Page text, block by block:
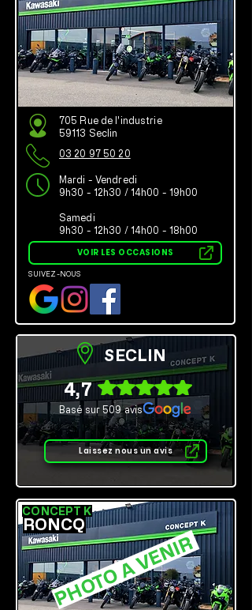
VOIR LES OCCASIONS
SUIVEZ-NOUS
705 Rue de l'industrie
59113 Seclin
03 20 97 50 20
Mardi - Vendredi
9h30 - 12h30 / 14h00 - 19h00
Samedi
9h30 - 12h30 / 14h00 - 18h00
Laissez nous un avis
Basé sur 509 avis
SECLIN
4,7
RONCQ
PHOTO A VENIR
CONCEPT K